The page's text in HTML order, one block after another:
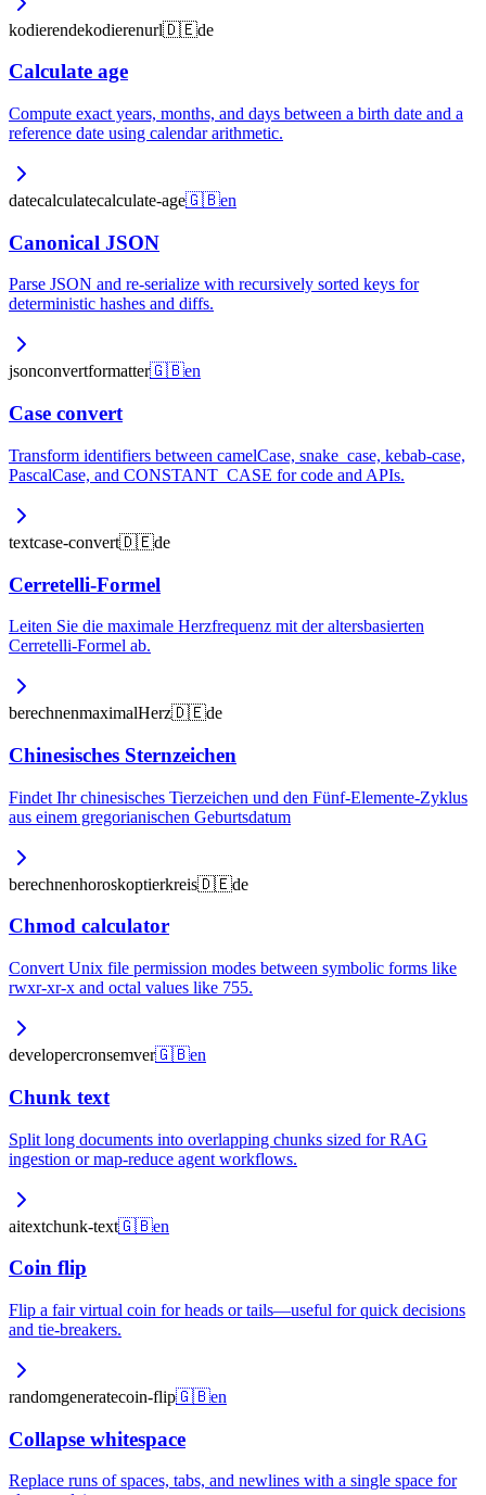
kodierendekodierenurl🇩🇪de
Calculate age
Compute exact years, months, and days between a birth date and a
reference date using calendar arithmetic.
datecalculatecalculate-age🇬🇧en
Canonical JSON
Parse JSON and re-serialize with recursively sorted keys for
deterministic hashes and diffs.
jsonconvertformatter🇬🇧en
Case convert
Transform identifiers between camelCase, snake_case, kebab-case,
PascalCase, and CONSTANT_CASE for code and APIs.
textcase-convert🇩🇪de
Cerretelli-Formel
Leiten Sie die maximale Herzfrequenz mit der altersbasierten
Cerretelli-Formel ab.
berechnenmaximalHerz🇩🇪de
Chinesisches Sternzeichen
Findet Ihr chinesisches Tierzeichen und den Fünf-Elemente-Zyklus
aus einem gregorianischen Geburtsdatum
berechnenhoroskoptierkreis🇩🇪de
Chmod calculator
Convert Unix file permission modes between symbolic forms like
rwxr-xr-x and octal values like 755.
developercronsemver🇬🇧en
Chunk text
Split long documents into overlapping chunks sized for RAG
ingestion or map-reduce agent workflows.
aitextchunk-text🇬🇧en
Coin flip
Flip a fair virtual coin for heads or tails—useful for quick decisions
and tie-breakers.
randomgeneratecoin-flip🇬🇧en
Collapse whitespace
Replace runs of spaces, tabs, and newlines with a single space for